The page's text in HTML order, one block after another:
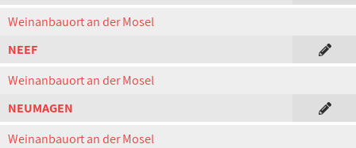
Weinanbauort an der Mosel
NEEF
Weinanbauort an der Mosel
NEUMAGEN
Weinanbauort an der Mosel